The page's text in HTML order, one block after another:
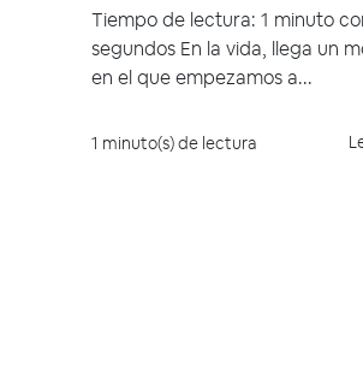
Tiempo de lectura: 1 minuto
segundos En la vida, llega un
en el que empezamos a...
1 minuto(s) de lectura